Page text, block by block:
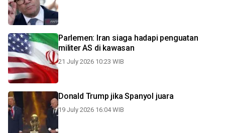
Parlemen: Iran siaga hadapi penguatan
militer AS di kawasan
21 July 2026 10:23 WIB
Donald Trump jika Spanyol juara
19 July 2026 16:04 WIB